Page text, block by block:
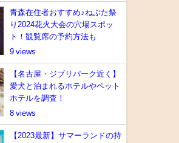
青森在住者おすすめ♪ねぶた祭
り2024花火大会の穴場スポッ
ト！観覧席の予約方法も
9
【名古屋・ジブリパーク近く】
愛犬と泊まれるホテルやペット
ホテルを調査！
8
【2023最新】サマーランドの持